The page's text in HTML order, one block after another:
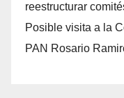
reestructurar
Posible visita a la
PAN Rosario